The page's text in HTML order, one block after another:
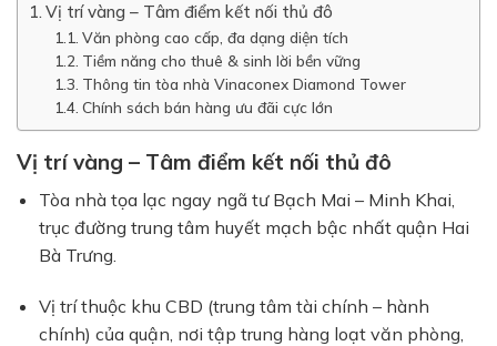
Vị trí vàng – Tâm điểm kết nối thủ đô
Văn phòng cao cấp, đa dạng diện tích
Tiềm năng cho thuê & sinh lời bền vững
Thông tin tòa nhà Vinaconex Diamond Tower
Chính sách bán hàng ưu đãi cực lớn
Vị trí vàng – Tâm điểm kết nối thủ đô
Tòa nhà tọa lạc ngay ngã tư Bạch Mai – Minh Khai,
trục đường trung tâm huyết mạch bậc nhất quận Hai
Bà Trưng.
Vị trí thuộc khu CBD (trung tâm tài chính – hành
chính) của quận, nơi tập trung hàng loạt văn phòng,